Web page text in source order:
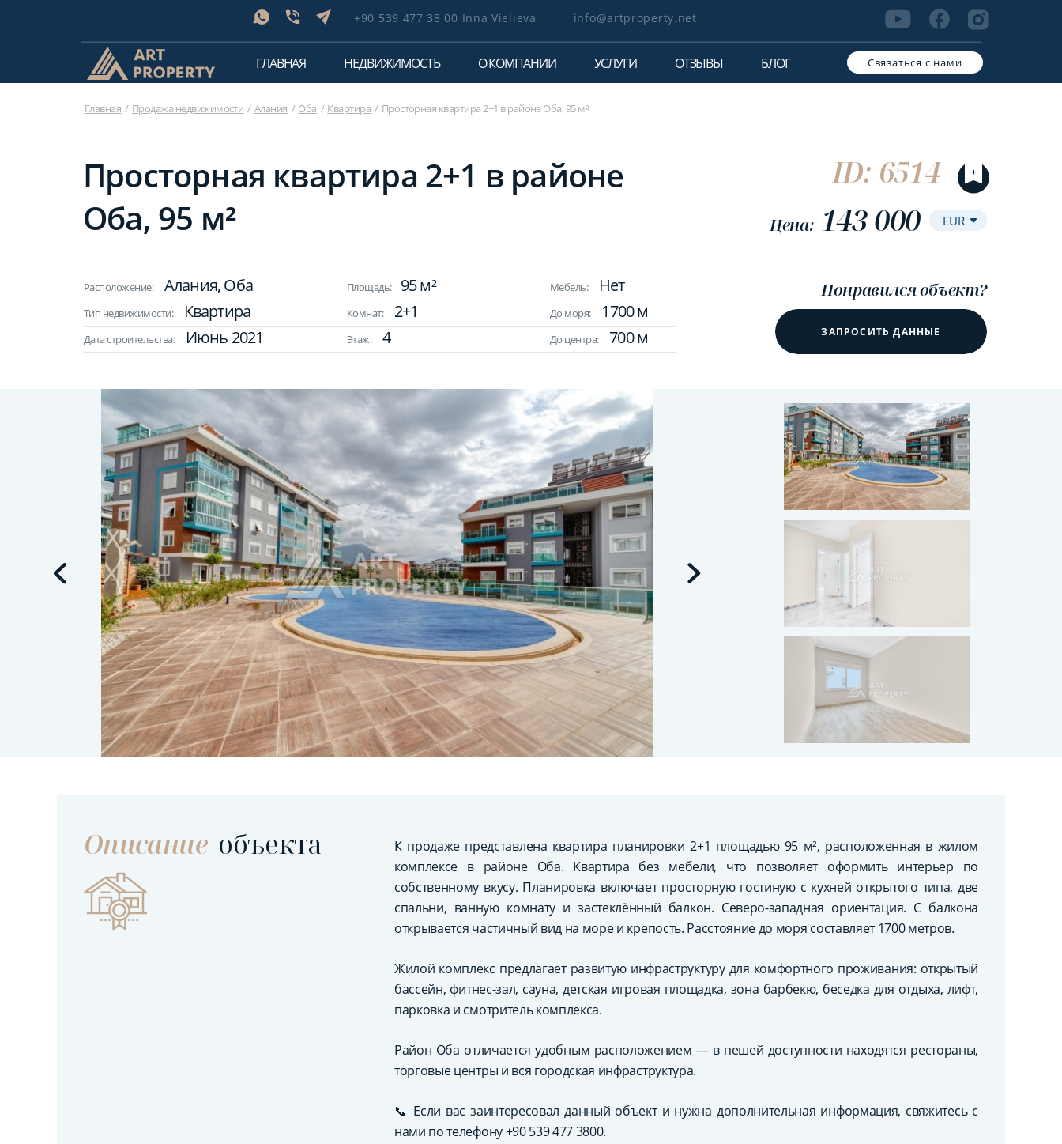
+90 539 477 38 00 Inna Vielieva info@artproperty.net
ГЛАВНАЯ НЕДВИЖИМОСТЬ О КОМПАНИИ УСЛУГИ ОТЗЫВЫ БЛОГ Связаться с нами
Главная Продажа недвижимости Алания Оба Квартира Просторная квартира 2+1 в районе Оба, 95 м²
Просторная квартира 2+1 в районе
Оба, 95 м²
ID: 6514
Цена: 143 000
Расположение: Алания, Оба Площадь: 95 м² Мебель: Нет
Тип недвижимости: Квартира Комнат: 2+1 До моря: 1700 м
Дата строительства: Июнь 2021 Этаж: 4 До центра: 700 м
Понравился объект?
ЗАПРОСИТЬ ДАННЫЕ
Описание объекта
К продаже представлена квартира планировки 2+1 площадью 95 м², расположенная в жилом
комплексе в районе Оба. Квартира без мебели, что позволяет оформить интерьер по
собственному вкусу. Планировка включает просторную гостиную с кухней открытого типа, две
спальни, ванную комнату и застеклённый балкон. Северо-западная ориентация. С балкона
открывается частичный вид на море и крепость. Расстояние до моря составляет 1700 метров.
Жилой комплекс предлагает развитую инфраструктуру для комфортного проживания: открытый
бассейн, фитнес-зал, сауна, детская игровая площадка, зона барбекю, беседка для отдыха, лифт,
парковка и смотритель комплекса.
Район Оба отличается удобным расположением — в пешей доступности находятся рестораны,
торговые центры и вся городская инфраструктура.
📞 Если вас заинтересовал данный объект и нужна дополнительная информация, свяжитесь с
нами по телефону +90 539 477 3800.